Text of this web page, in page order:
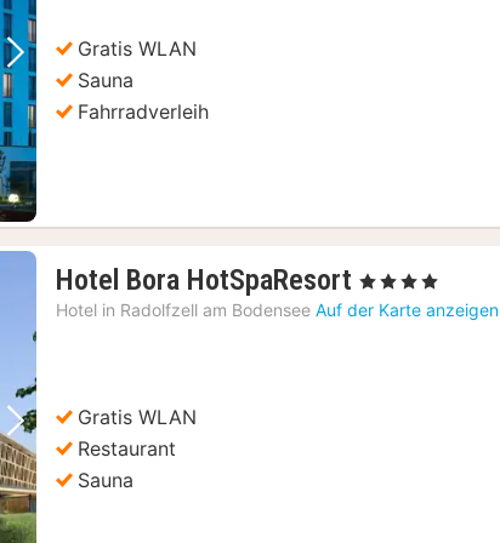
Nächstes Bild
Gratis WLAN
Sauna
Fahrradverleih
Nächstes Bild
Hotel Bora HotSpaResort 1
Nacht
, 4 Sterne
Hotel in Radolfzell am Bodensee Auf der Karte anzeigen
Gratis WLAN
Restaurant
Sauna